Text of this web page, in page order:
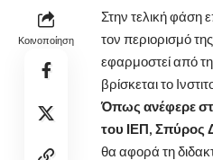
Κοινοποίηση
Στην τελική φάση
τον περιορισμό της
εφαρμοστεί από
βρίσκεται το
Όπως ανέφερε
του ΙΕΠ, Σπύρος
θα αφορά τη